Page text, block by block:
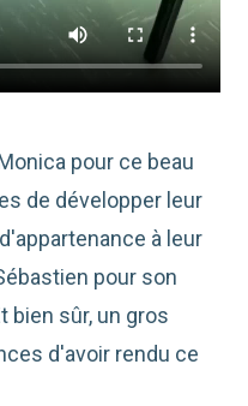
pour ce beau
de développer leur
à leur
pour son
bien sûr, un gros
d'avoir rendu ce